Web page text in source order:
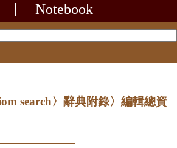
Notebook
search〉辭典附錄〉編輯總資